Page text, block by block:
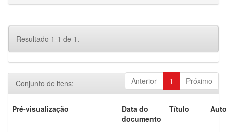
Resultado 1-1 de 1.
Anterior 1 Próximo
Conjunto de itens:
Pré-visualização
Data do
documento
Título